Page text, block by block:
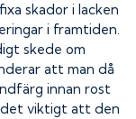
skador i lacken
i framtiden.
skede om
att man då
innan rost
det viktigt att den